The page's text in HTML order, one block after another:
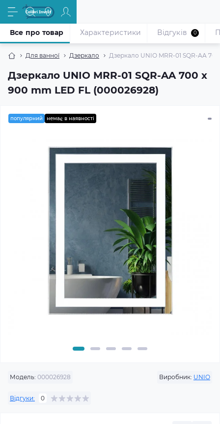
Для ванної Дзеркало Дзеркало UNIO MRR-01 SQR-AA
Дзеркало UNIO MRR-01 SQR-AA 700 x
900 mm LED FL (000026928)
Все про товар Характеристики Відгуків 0
популярний немає в наявності
Модель: 000026928 Виробник: UNIO
Відгуки: 0